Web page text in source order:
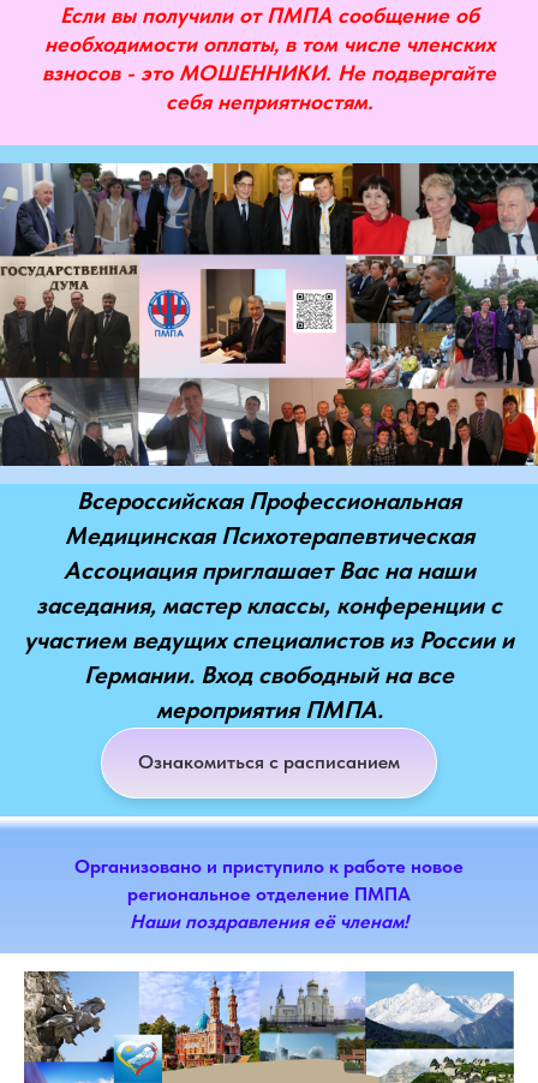
Если вы получили от ПМПА сообщение об
необходимости оплаты, в том числе членских
взносов - это МОШЕННИКИ. Не подвергайте
себя неприятностям.
Всероссийская Профессиональная
Медицинская Психотерапевтическая
Ассоциация приглашает Вас на наши
заседания, мастер классы, конференции с
участием ведущих специалистов из России и
Германии. Вход свободный на все
мероприятия ПМПА.
Ознакомиться с расписанием
Организовано и приступило к работе новое
региональное отделение ПМПА
Наши поздравления её членам!
СМОТРЕТЬ
АРХИВ МЕРОПРИЯТИЙ ПМПА